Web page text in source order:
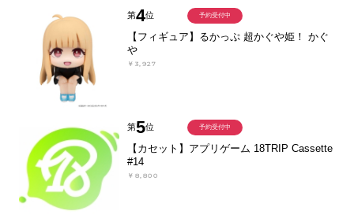
第4位
【フィギュア】るかっぷ 超かぐや姫！ かぐ
や
￥3,927
予約受付中
第5位
【カセット】アプリゲーム 18TRIP Cassette
#14
￥8,800
予約受付中